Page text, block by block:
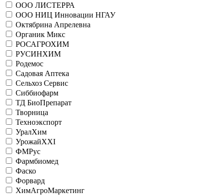
ООО ЛИСТЕРРА
ООО НИЦ Инновации НГАУ
Октябрина Апрелевна
Органик Микс
РОСАГРОХИМ
РУСИНХИМ
Родемос
Садовая Аптека
Сельхоз Сервис
Сиббиофарм
ТД БиоПрепарат
Творница
Техноэкспорт
УралХим
УрожайХХI
ФМРус
Фармбиомед
Фаско
Форвард
ХимАгроМаркетинг